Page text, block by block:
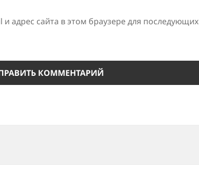
адрес сайта в этом браузере для последующих